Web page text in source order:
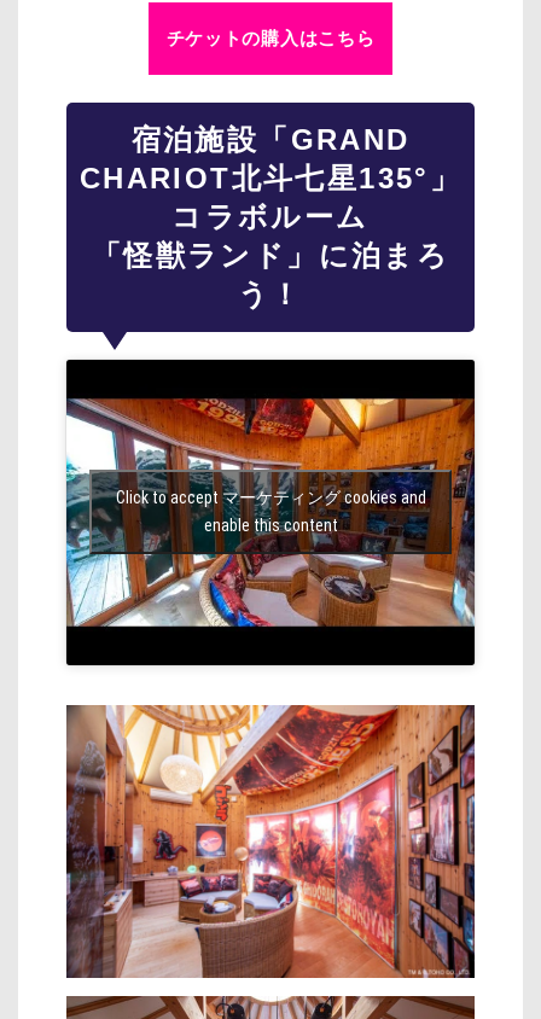
チケットの購入はこちら
宿泊施設「GRAND
CHARIOT北斗七星135°」
コラボルーム
「怪獣ランド」に泊まろ
う！
Click to accept マーケティング cookies and
enable this content